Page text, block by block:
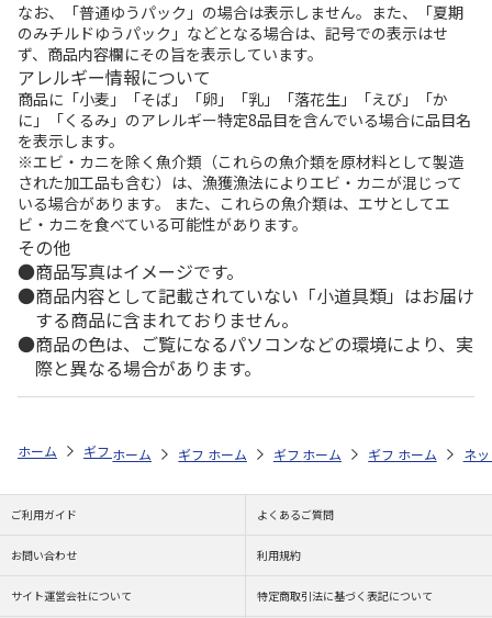
なお、「普通ゆうパック」の場合は表示しません。また、「夏期
のみチルドゆうパック」などとなる場合は、記号での表示はせ
ず、商品内容欄にその旨を表示しています。
アレルギー情報について
商品に「小麦」「そば」「卵」「乳」「落花生」「えび」「か
に」「くるみ」のアレルギー特定8品目を含んでいる場合に品目名
を表示します。
※エビ・カニを除く魚介類（これらの魚介類を原材料として製造
された加工品も含む）は、漁獲漁法によりエビ・カニが混じって
いる場合があります。 また、これらの魚介類は、エサとしてエ
ビ・カニを食べている可能性があります。
その他
商品写真はイメージです。
商品内容として記載されていない「小道具類」はお届け
する商品に含まれておりません。
商品の色は、ご覧になるパソコンなどの環境により、実
際と異なる場合があります。
ホーム ギフトストア お中元・夏ギフト特集 2026 おつまみ・お惣菜
ホーム ギフトストア お中元・夏ギフト特集 2026
ホーム ギフトストア お中元・夏ギフト
ホーム ギフトストア お
ホーム ネ
ご利用ガイド よくあるご質問
お問い合わせ 利用規約
サイト運営会社について 特定商取引法に基づく表記について